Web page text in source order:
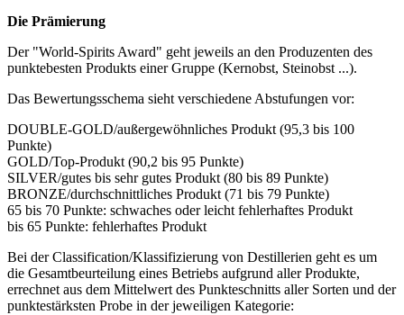
Die Prämierung
Der "World-Spirits Award" geht jeweils an den Produzenten des
punktebesten Produkts einer Gruppe (Kernobst, Steinobst ...).
Das Bewertungsschema sieht verschiedene Abstufungen vor:
DOUBLE-GOLD/außergewöhnliches Produkt (95,3 bis 100
Punkte)
GOLD/Top-Produkt (90,2 bis 95 Punkte)
SILVER/gutes bis sehr gutes Produkt (80 bis 89 Punkte)
BRONZE/durchschnittliches Produkt (71 bis 79 Punkte)
65 bis 70 Punkte: schwaches oder leicht fehlerhaftes Produkt
bis 65 Punkte: fehlerhaftes Produkt
Bei der Classification/Klassifizierung von Destillerien geht es um
die Gesamtbeurteilung eines Betriebs aufgrund aller Produkte,
errechnet aus dem Mittelwert des Punkteschnitts aller Sorten und der
punktestärksten Probe in der jeweiligen Kategorie: